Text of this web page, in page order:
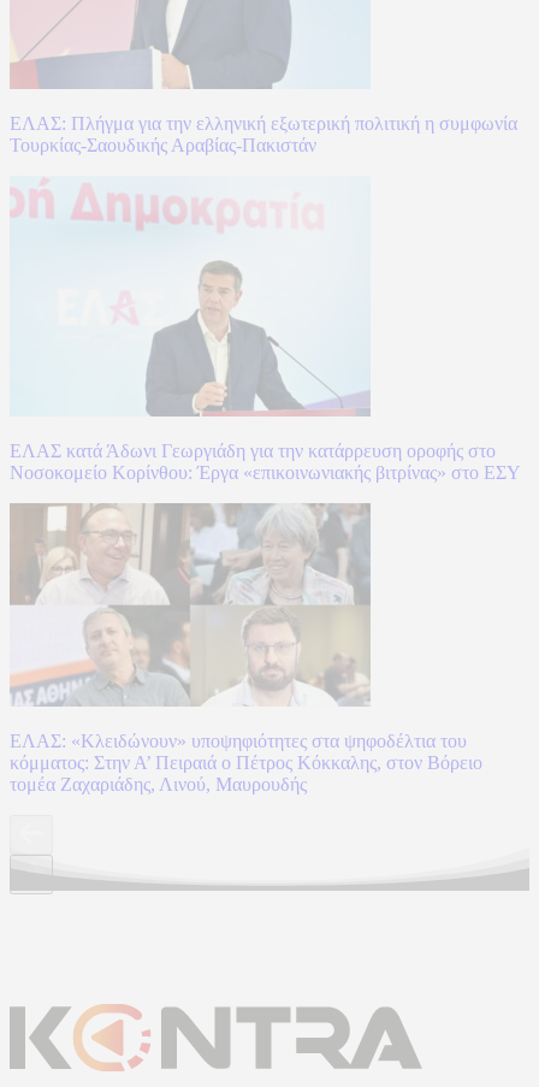
ΕΛΑΣ: Πλήγμα για την ελληνική εξωτερική πολιτική η συμφωνία
Τουρκίας-Σαουδικής Αραβίας-Πακιστάν
ΕΛΑΣ κατά Άδωνι Γεωργιάδη για την κατάρρευση οροφής στο
Νοσοκομείο Κορίνθου: Έργα «επικοινωνιακής βιτρίνας» στο ΕΣΥ
ΕΛΑΣ: «Κλειδώνουν» υποψηφιότητες στα ψηφοδέλτια του
κόμματος: Στην Α’ Πειραιά ο Πέτρος Κόκκαλης, στον Βόρειο
τομέα Ζαχαριάδης, Λινού, Μαυρουδής